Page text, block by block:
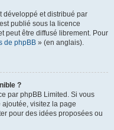
développé et distribué par
publié sous la licence
peut être diffusé librement. Pour
de phpBB » (en anglais).
?
par phpBB Limited. Si vous
ajoutée, visitez la page
pour des idées proposées ou